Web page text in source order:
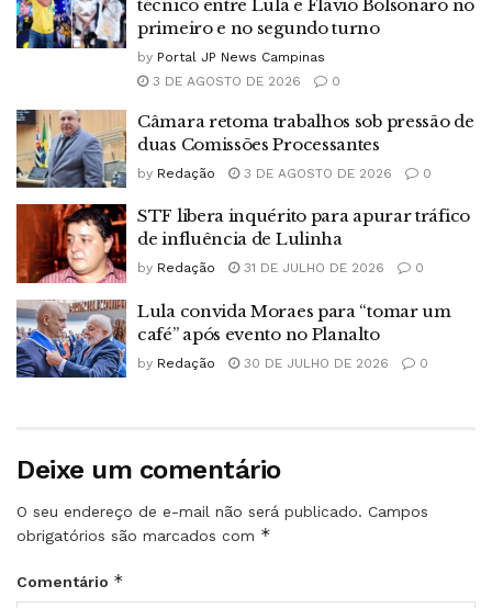
técnico entre Lula e Flávio Bolsonaro no
primeiro e no segundo turno
by Portal JP News Campinas
3 DE AGOSTO DE 2026
0
Câmara retoma trabalhos sob pressão de
duas Comissões Processantes
by Redação 3 DE AGOSTO DE 2026 0
STF libera inquérito para apurar tráfico
de influência de Lulinha
by Redação 31 DE JULHO DE 2026 0
Lula convida Moraes para “tomar um
café” após evento no Planalto
by Redação 30 DE JULHO DE 2026 0
Deixe um comentário
O seu endereço de e-mail não será publicado. Campos
obrigatórios são marcados com *
Comentário *